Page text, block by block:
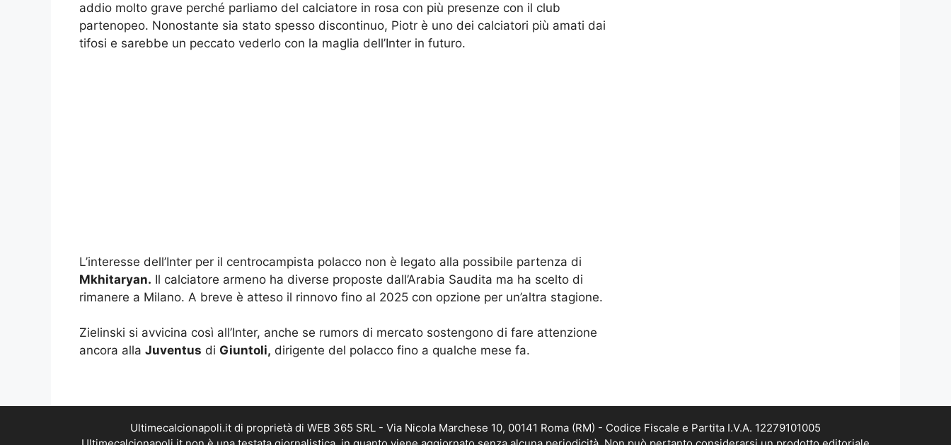
addio molto grave perché parliamo del calciatore in rosa con più presenze con il club
partenopeo. Nonostante sia stato spesso discontinuo, Piotr è uno dei calciatori più amati dai
tifosi e sarebbe un peccato vederlo con la maglia dell’Inter in futuro.
L’interesse dell’Inter per il centrocampista polacco non è legato alla possibile partenza di
Mkhitaryan. Il calciatore armeno ha diverse proposte dall’Arabia Saudita ma ha scelto di
rimanere a Milano. A breve è atteso il rinnovo fino al 2025 con opzione per un’altra stagione.
Zielinski si avvicina così all’Inter, anche se rumors di mercato sostengono di fare attenzione
ancora alla Juventus di Giuntoli, dirigente del polacco fino a qualche mese fa.
Ultimecalcionapoli.it di proprietà di WEB 365 SRL - Via Nicola Marchese 10, 00141 Roma (RM) - Codice Fiscale e Partita I.V.A. 12279101005